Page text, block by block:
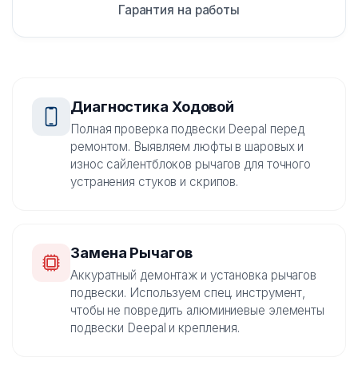
Гарантия на работы
Диагностика Ходовой
Полная проверка подвески Deepal перед
ремонтом. Выявляем люфты в шаровых и
износ сайлентблоков рычагов для точного
устранения стуков и скрипов.
Замена Рычагов
Аккуратный демонтаж и установка рычагов
подвески. Используем спец. инструмент,
чтобы не повредить алюминиевые элементы
подвески Deepal и крепления.